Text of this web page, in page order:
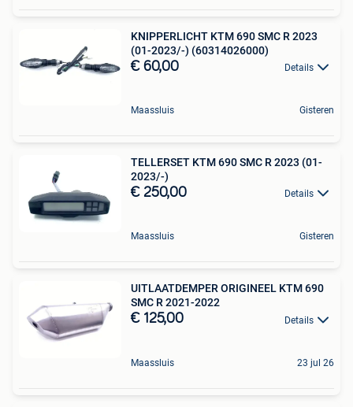
KNIPPERLICHT KTM 690 SMC R 2023
(01-2023/-) (60314026000)
€ 60,00 Details
Maassluis Gisteren
TELLERSET KTM 690 SMC R 2023 (01-
2023/-)
€ 250,00 Details
Maassluis Gisteren
UITLAATDEMPER ORIGINEEL KTM 690
SMC R 2021-2022
€ 125,00 Details
Maassluis 23 jul 26